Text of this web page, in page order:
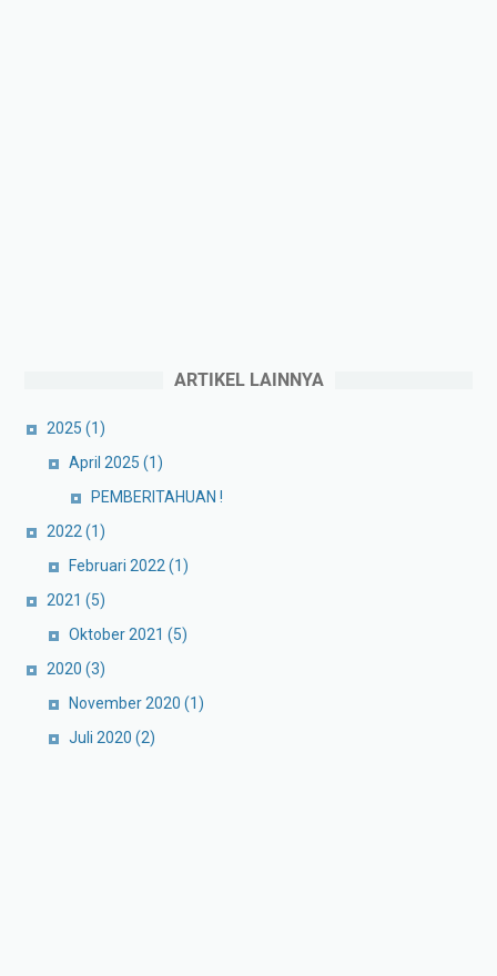
ARTIKEL LAINNYA
2025 (1)
April 2025 (1)
PEMBERITAHUAN !
2022(1)
Februari 2022(1)
2021 (5)
Oktober 2021 (5)
2020 (3)
November 2020 (1)
Juli 2020 (2)